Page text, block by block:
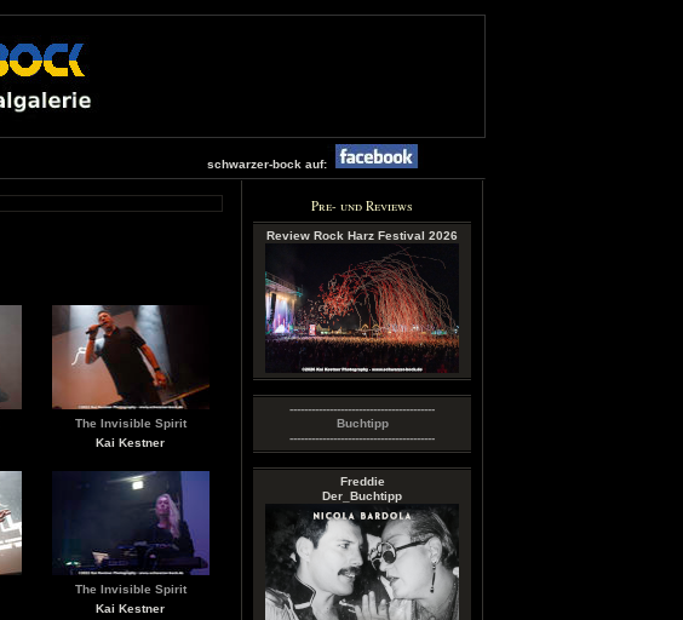
schwarzer-bock auf:
Pre- und Reviews
Review Rock Harz Festival 2026
----------------------------------------
Buchtipp
----------------------------------------
Freddie
Der_Buchtipp
The Invisible Spirit
Kai Kestner
The Invisible Spirit
Kai Kestner